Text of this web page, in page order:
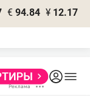
€ 94.84 ¥ 12.17